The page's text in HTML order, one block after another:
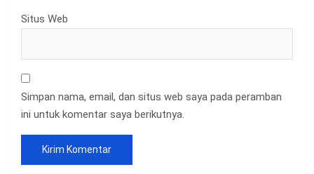
Situs Web
Simpan nama, email, dan situs web saya pada peramban
ini untuk komentar saya berikutnya.